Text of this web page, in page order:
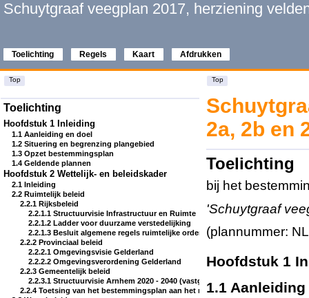
Schuytgraaf veegplan 2017, herziening
Toelichting Regels Kaart Afdrukken
Top Top
Toelichting
Hoofdstuk 1 Inleiding
1.1 Aanleiding en doel
1.2 Situering en begrenzing plangebied
1.3 Opzet bestemmingsplan
1.4 Geldende plannen
Hoofdstuk 2 Wettelijk- en beleidskader
2.1 Inleiding
2.2 Ruimtelijk beleid
2.2.1 Rijksbeleid
2.2.1.1 Structuurvisie Infrastructuur en Ruimte
2.2.1.2 Ladder voor duurzame verstedelijking
2.2.1.3 Besluit algemene regels ruimtelijke ordening (Barro)
2.2.2 Provinciaal beleid
2.2.2.1 Omgevingsvisie Gelderland
2.2.2.2 Omgevingsverordening Gelderland
2.2.3 Gemeentelijk beleid
2.2.3.1 Structuurvisie Arnhem 2020 - 2040 (vastgesteld door raad, december
2.2.4 Toetsing van het bestemmingsplan aan het ruimtelijk beleid
2a, 2b en
Toelichting
bij het
'Schuytgraaf
(plannummer:
Hoofdstuk 1
1.1